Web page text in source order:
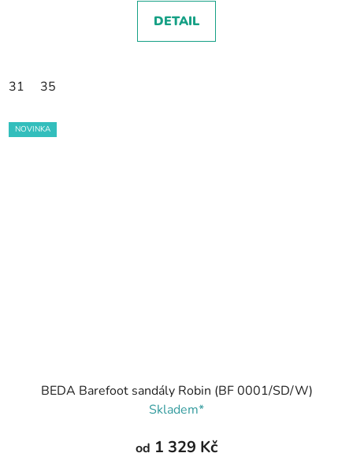
DETAIL
31 35
NOVINKA
BEDA Barefoot sandály Robin (BF 0001/SD/W)
Skladem*
od 1 329 Kč